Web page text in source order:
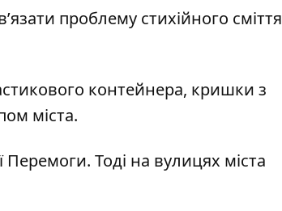
проблему стихійного сміття
контейнера, кришки з
міста.
Перемоги. Тоді на вулицях міста